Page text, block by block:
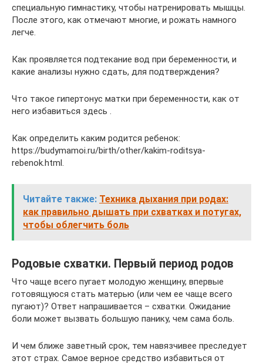
специальную гимнастику, чтобы натренировать мышцы.
После этого, как отмечают многие, и рожать намного
легче.
Как проявляется подтекание вод при беременности, и
какие анализы нужно сдать, для подтверждения?
Что такое гипертонус матки при беременности, как от
него избавиться здесь .
Как определить каким родится ребенок:
https://budymamoi.ru/birth/other/kakim-roditsya-
rebenok.html.
Читайте также: Техника дыхания при родах:
как правильно дышать при схватках и потугах,
чтобы облегчить боль
Родовые схватки. Первый период родов
Что чаще всего пугает молодую женщину, впервые
готовящуюся стать матерью (или чем ее чаще всего
пугают)? Ответ напрашивается – схватки. Ожидание
боли может вызвать большую панику, чем сама боль.
И чем ближе заветный срок, тем навязчивее преследует
этот страх. Самое верное средство избавиться от